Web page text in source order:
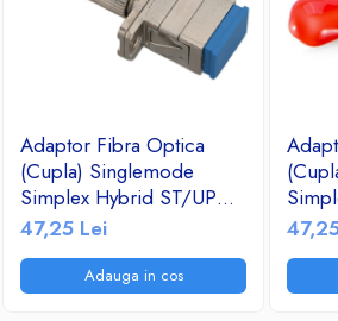
Adaptor Fibra Optica
(Cupla) Singlemode
Simplex Hybrid ST/UPC
Tata - SC/UPC Mama
47,25 Lei
Adauga in cos
Tata -